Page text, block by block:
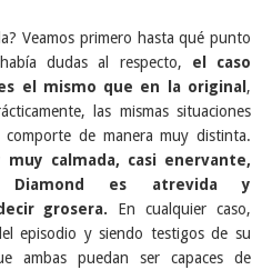
Veamos primero hasta qué punto
dudas al respecto, el caso
el mismo que en la original ,
las mismas situaciones
de manera muy distinta.
calmada, casi enervante,
Diamond es atrevida y
grosera. En cualquier caso,
episodio y siendo testigos de su
ambas puedan ser capaces de